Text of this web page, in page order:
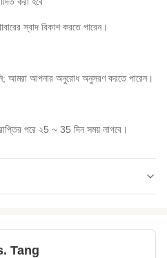
স্বাদ বিকাশ করতে পারেন।
আমরা আপনার অনুরোধ অনুসরণ করতে পারেন।
পরে ২5 ~ 35 দিন সময় লাগবে।
Tang